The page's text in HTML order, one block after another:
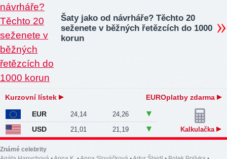
Šaty jako od návrháře? Těchto 20
seženete v běžných řetězcích do 1000
korun
Kurzovní lístek EUROplatby zdarma
EUR 24,14 24,26
USD 21,01 21,19 Kalkulačka
Známé celebrity